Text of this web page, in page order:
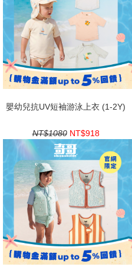
嬰幼兒抗UV短袖游泳上衣 (1-2Y)
NT$1080 NT$918